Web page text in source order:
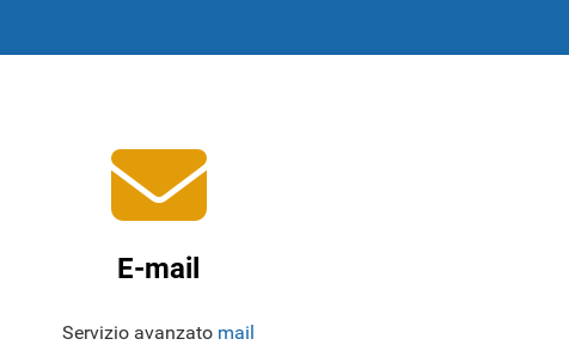
E-mail
Servizio avanzato mail